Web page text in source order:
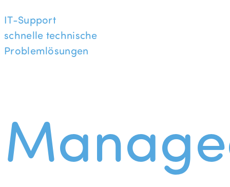
IT-Support
schnelle technische
Problemlösungen